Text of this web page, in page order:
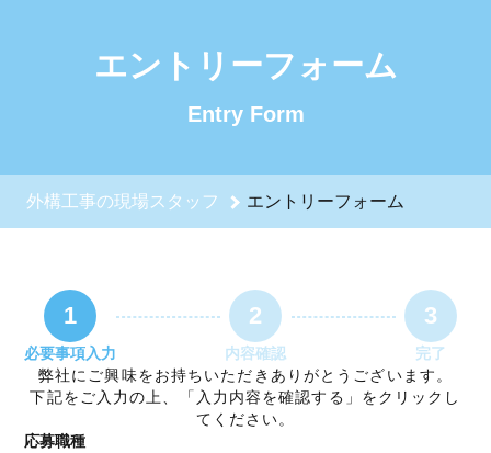
エントリーフォーム
Entry Form
外構工事の現場スタッフ エントリーフォーム
1
必要事項入力
2
内容確認
3
完了
弊社にご興味をお持ちいただきありがとうございます。
下記をご入力の上、「入力内容を確認する」をクリックし
てください。
応募職種